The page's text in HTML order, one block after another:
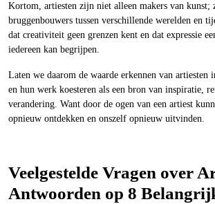
Kortom, artiesten zijn niet alleen makers van kunst;
bruggenbouwers tussen verschillende werelden en
dat creativiteit geen grenzen kent en dat expressie
iedereen kan begrijpen.
Laten we daarom de waarde erkennen van artiesten
en hun werk koesteren als een bron van inspiratie,
verandering. Want door de ogen van een artiest
opnieuw ontdekken en onszelf opnieuw uitvinden.
Veelgestelde Vragen over
Antwoorden op 8